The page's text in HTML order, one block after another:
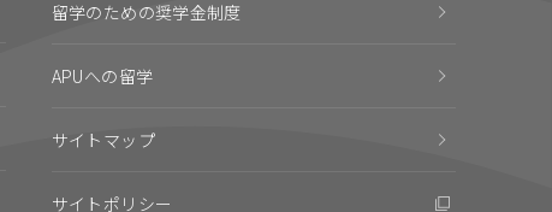
留学のための奨学金制度
APUへの留学
サイトマップ
サイトポリシー